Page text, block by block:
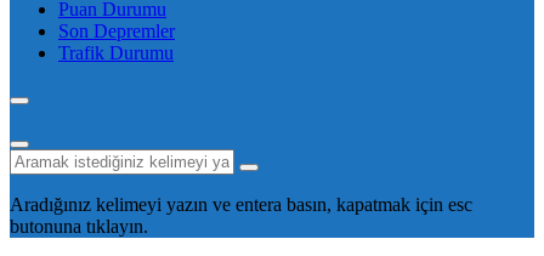
Puan Durumu
Son Depremler
Trafik Durumu
Aradığınız kelimeyi yazın ve entera basın, kapatmak için esc
butonuna tıklayın.